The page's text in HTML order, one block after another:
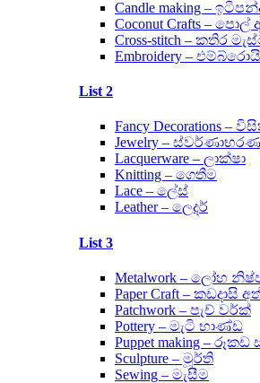
Candle making –
Coconut Crafts –
Cross-stitch – කතිර
Embroidery –
List 2
Fancy Decorations –
Jewelry – ස්වර්ණාභරණ
Lacquerware – ලාක්ෂා
Knitting – ගෙතීම
Lace – ලේස්
Leather – ලෙදර්
List 3
Metalwork – ලෝහ
Paper Craft – කඩදාසි
Patchwork – පැච් වර්ක්
Pottery – මැටි භාණ්ඩ
Puppet making – රූකඩ
Sculpture – මූර්ති
Sewing – මැසීම